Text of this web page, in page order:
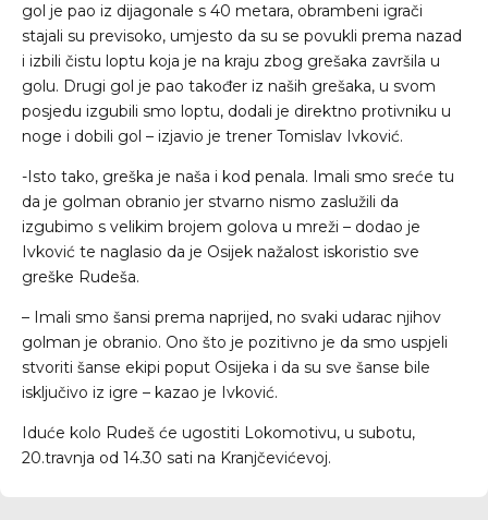
gol je pao iz dijagonale s 40 metara, obrambeni igrači
stajali su previsoko, umjesto da su se povukli prema nazad
i izbili čistu loptu koja je na kraju zbog grešaka završila u
golu. Drugi gol je pao također iz naših grešaka, u svom
posjedu izgubili smo loptu, dodali je direktno protivniku u
noge i dobili gol – izjavio je trener Tomislav Ivković.
-Isto tako, greška je naša i kod penala. Imali smo sreće tu
da je golman obranio jer stvarno nismo zaslužili da
izgubimo s velikim brojem golova u mreži – dodao je
Ivković te naglasio da je Osijek nažalost iskoristio sve
greške Rudeša.
– Imali smo šansi prema naprijed, no svaki udarac njihov
golman je obranio. Ono što je pozitivno je da smo uspjeli
stvoriti šanse ekipi poput Osijeka i da su sve šanse bile
isključivo iz igre – kazao je Ivković.
Iduće kolo Rudeš će ugostiti Lokomotivu, u subotu,
20.travnja od 14.30 sati na Kranjčevićevoj.